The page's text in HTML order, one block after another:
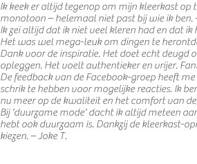
Ik keek er altijd tegenop om mijn kleerkast op
monotoon – helemaal niet past bij wie ik ben.
Ik zei altijd dat ik niet veel kleren had en dat
Het was wel mega-leuk om dingen te
Dank voor de inspiratie. Het doet echt deugd
opleggen. Het voelt authentieker en vrijer.
De feedback van de Facebook-groep heeft
schrik te hebben voor mogelijke reacties. Ik
nu meer op de kwaliteit en het comfort van de
Bij 'duurzame mode' dacht ik altijd meteen
hebt ook duurzaam is. Dankzij de kleerkast-
kiezen. – Joke T.